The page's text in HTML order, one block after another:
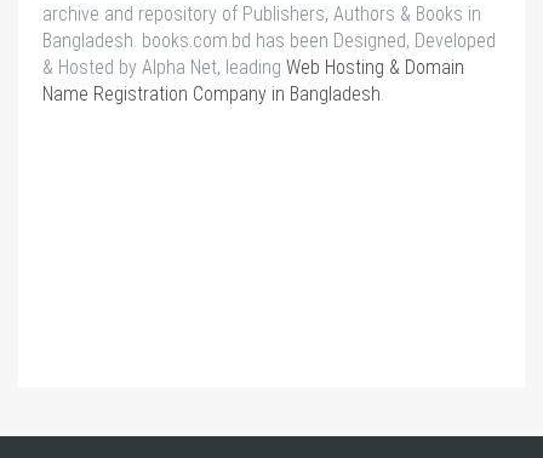
archive and repository of Publishers, Authors & Books in
Bangladesh. books.com.bd has been Designed, Developed
& Hosted by Alpha Net, leading Web Hosting & Domain
Name Registration Company in Bangladesh